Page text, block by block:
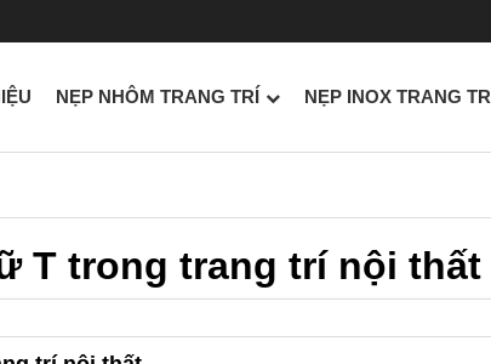
NẸP NHÔM TRANG TRÍ NẸP INOX TRANG
T trong trang trí nội thất